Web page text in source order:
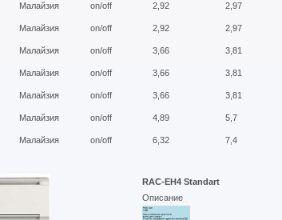
Малайзия on/off 2,92 2,97
Малайзия on/off 2,92 2,97
Малайзия on/off 3,66 3,81
Малайзия on/off 3,66 3,81
Малайзия on/off 3,66 3,81
Малайзия on/off 4,89 5,7
Малайзия on/off 6,32 7,4
RAC-EH4 Standart
Описание